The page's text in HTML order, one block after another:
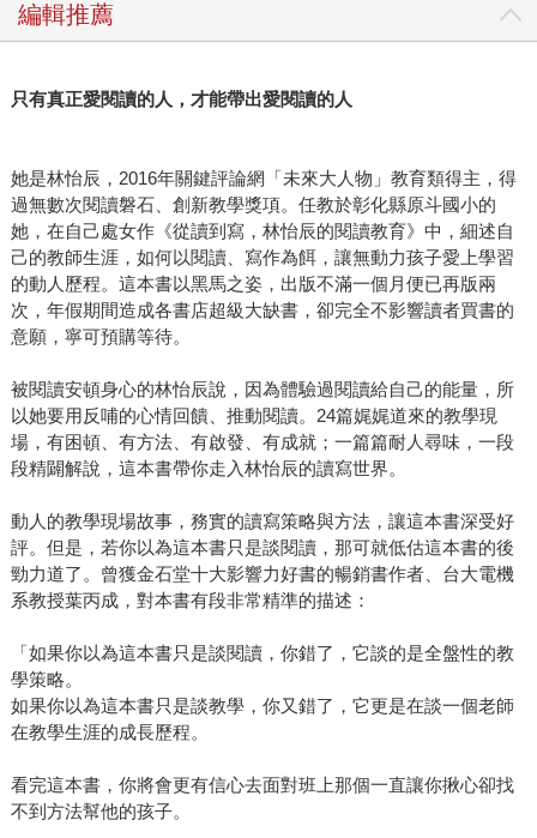
編輯推薦
只有真正愛閱讀的人，才能帶出愛閱讀的人
她是林怡辰，2016年關鍵評論網「未來大人物」教育類得主，得
過無數次閱讀磐石、創新教學獎項。任教於彰化縣原斗國小的
她，在自己處女作《從讀到寫，林怡辰的閱讀教育》中，細述自
己的教師生涯，如何以閱讀、寫作為餌，讓無動力孩子愛上學習
的動人歷程。這本書以黑馬之姿，出版不滿一個月便已再版兩
次，年假期間造成各書店超級大缺書，卻完全不影響讀者買書的
意願，寧可預購等待。
被閱讀安頓身心的林怡辰說，因為體驗過閱讀給自己的能量，所
以她要用反哺的心情回饋、推動閱讀。24篇娓娓道來的教學現
場，有困頓、有方法、有啟發、有成就；一篇篇耐人尋味，一段
段精闢解說，這本書帶你走入林怡辰的讀寫世界。
動人的教學現場故事，務實的讀寫策略與方法，讓這本書深受好
評。但是，若你以為這本書只是談閱讀，那可就低估這本書的後
勁力道了。曾獲金石堂十大影響力好書的暢銷書作者、台大電機
系教授葉丙成，對本書有段非常精準的描述：
「如果你以為這本書只是談閱讀，你錯了，它談的是全盤性的教
學策略。
如果你以為這本書只是談教學，你又錯了，它更是在談一個老師
在教學生涯的成長歷程。
看完這本書，你將會更有信心去面對班上那個一直讓你揪心卻找
不到方法幫他的孩子。